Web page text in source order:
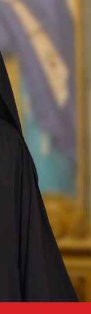
și pe Iacov și
înalt, de o
înaintea lor...
Ev. Matei 17, 1-9
doxologia.ro
site-ul tău!